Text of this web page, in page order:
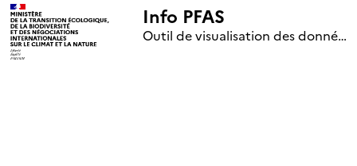
Info PFAS
Outil de visualisation des données nationales de surveillance des substances PFAS (mise à jour le 1er jour de chaque mois)
+
–